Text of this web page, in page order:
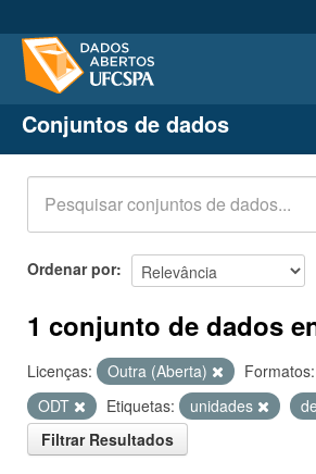
Conjuntos de dados
Organizações
Grupos
Sobre
Conjuntos de dados
Ordenar por
1 conjunto de dados
Licenças: Outra (Aberta) Formatos:
ODT
Etiquetas: unidades
Filtrar Resultados